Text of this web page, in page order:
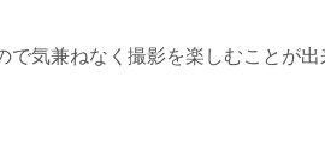
気兼ねなく撮影を楽しむことが出